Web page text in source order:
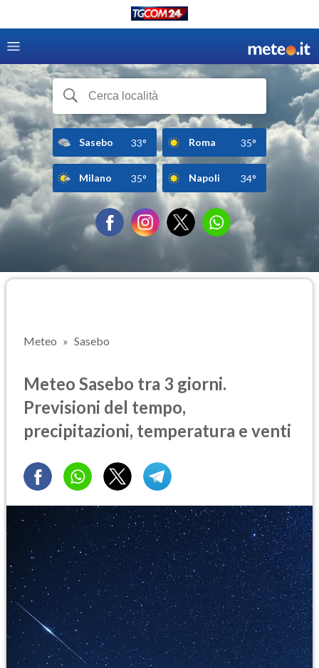
Sasebo 33° Roma 35°
Milano 35° Napoli 34°
Meteo Sasebo
Meteo Sasebo tra 3 giorni.
Previsioni del tempo,
precipitazioni, temperatura e venti